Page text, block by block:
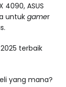
4090, ASUS
untuk gamer
2025 terbaik
yang mana?